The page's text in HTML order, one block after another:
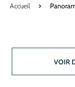
Accueil
VOIR